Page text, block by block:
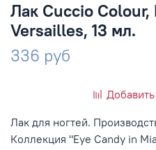
Лак Cuccio
Versailles, 13 мл.
336 руб
Лак для ногтей.
Коллекция "Eye Candy in